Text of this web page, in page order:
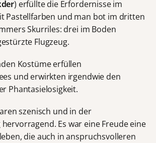
) erfüllte die Erfordernisse im
Pastellfarben und man bot im dritten
Skurriles: drei im Boden
Flugzeug.
Kostüme erfüllen
und erwirkten irgendwie den
Phantasielosigkeit.
szenisch und in der
Es war eine Freude eine
die auch in anspruchsvolleren